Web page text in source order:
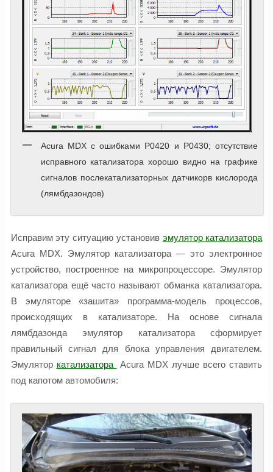
Acura MDX с ошибками P0420 и P0430; отсутствие
исправного катализатора хорошо видно на графике
сигналов послекатализаторных датчикорв кислорода
(лямбдазондов)
Исправим эту ситуацию установив эмулятор катализатора
Acura MDX. Эмулятор катализатора — это электронное
устройство, построенное на микропроцессоре. Эмулятор
катализатора ещё часто называют обманка катализатора.
В эмуляторе «зашита» программа-модель процессов,
происходящих в катализаторе. На основе сигнала
лямбдазонда эмулятор катализатора сформирует
правильный сигнал для блока управления двигателем.
Эмулятор катализатора
Acura MDX лучше всего ставить
под капотом автомобиля: